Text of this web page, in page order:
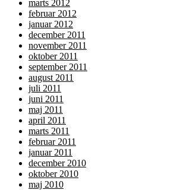
marts 2012
februar 2012
januar 2012
december 2011
november 2011
oktober 2011
september 2011
august 2011
juli 2011
juni 2011
maj 2011
april 2011
marts 2011
februar 2011
januar 2011
december 2010
oktober 2010
maj 2010